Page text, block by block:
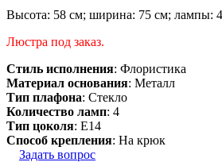
Высота: 58 см; ширина: 75 см; лампы:
Люстра под заказ.
Стиль исполнения: Флористика
Материал основания: Металл
Тип плафона: Стекло
Количество ламп: 4
Тип цоколя: E14
Способ крепления: На крюк
Задать вопрос